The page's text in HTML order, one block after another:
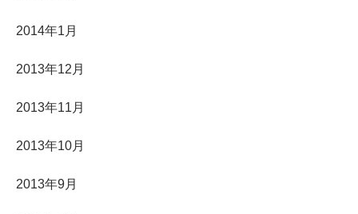
2014年1月
2013年12月
2013年11月
2013年10月
2013年9月